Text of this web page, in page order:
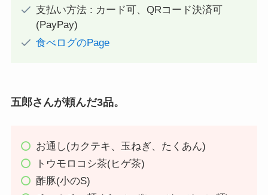
支払い方法 : カード可、QRコード決済可
(PayPay)
食べログのPage
五郎さんが頼んだ3品。
お通し(カクテキ、玉ねぎ、たくあん)
トウモロコシ茶(ヒゲ茶)
酢豚(小のS)